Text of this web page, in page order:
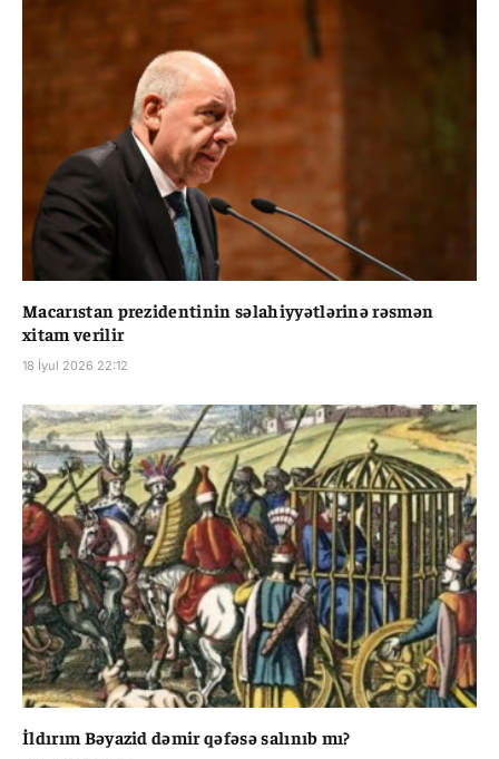
Macarıstan prezidentinin səlahiyyətlərinə rəsmən
xitam verilir
18 İyul 2026 22:12
İldırım Bəyazid dəmir qəfəsə salınıb mı?